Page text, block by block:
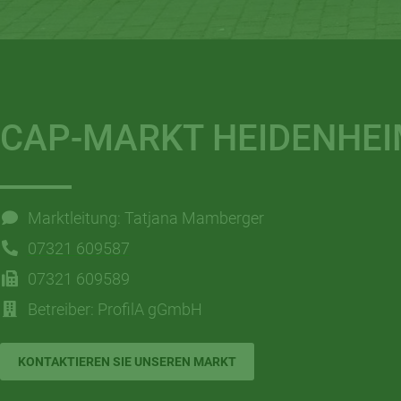
CAP-MARKT
Marktleitung: Tatjana Mamberger
07321 609587
07321 609589
Betreiber: ProfilA gGmbH
KONTAKTIEREN SIE UNSEREN MARKT